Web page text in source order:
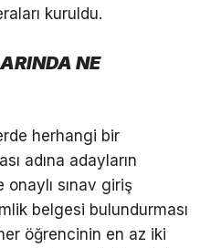
kuruldu.
NE
herhangi bir
adına adayların
onaylı sınav giriş
belgesi bulundurması
öğrencinin en az iki